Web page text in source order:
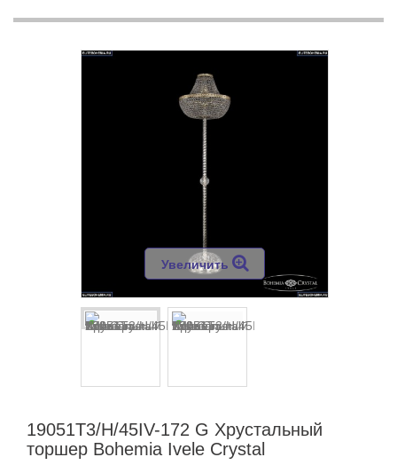
Увеличить
19051T3/H/45IV-172 G Хрустальный
торшер Bohemia Ivele Crystal